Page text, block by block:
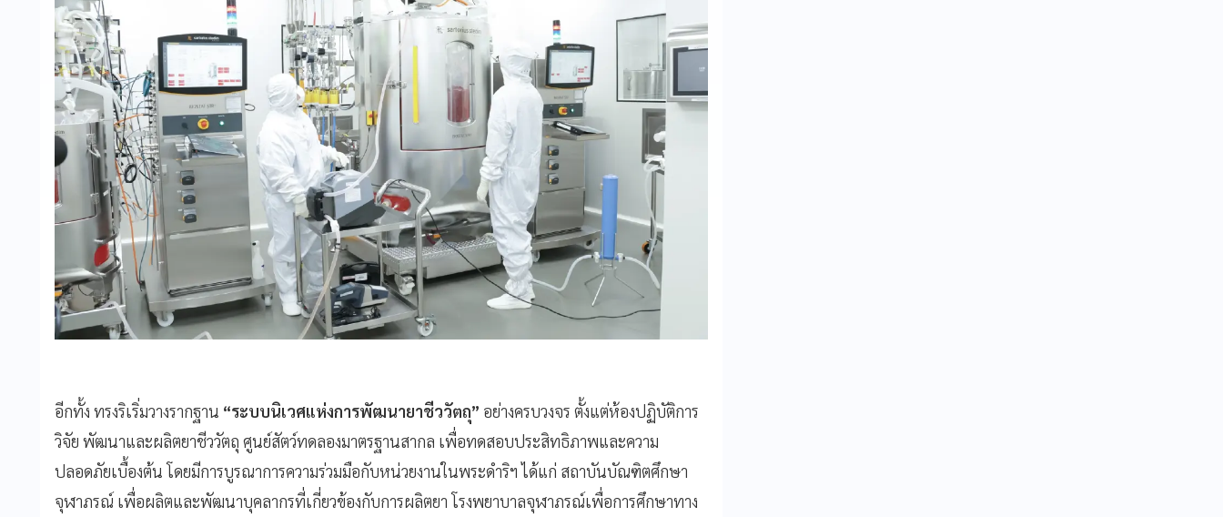
อีกทั้ง ทรงริเริ่มวางรากฐาน “ระบบนิเวศแห่งการพัฒนายาชีววัตถุ” อย่างครบวงจร ตั้งแต่ห้องปฏิบัติการ
วิจัย พัฒนาและผลิตยาชีววัตถุ ศูนย์สัตว์ทดลองมาตรฐานสากล เพื่อทดสอบประสิทธิภาพและความ
ปลอดภัยเบื้องต้น โดยมีการบูรณาการความร่วมมือกับหน่วยงานในพระดำริฯ ได้แก่ สถาบันบัณฑิตศึกษา
จุฬาภรณ์ เพื่อผลิตและพัฒนาบุคลากรที่เกี่ยวข้องกับการผลิตยา โรงพยาบาลจุฬาภรณ์เพื่อการศึกษาทาง